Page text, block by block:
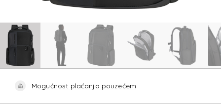
Mogućnost plaćanja pouzećem